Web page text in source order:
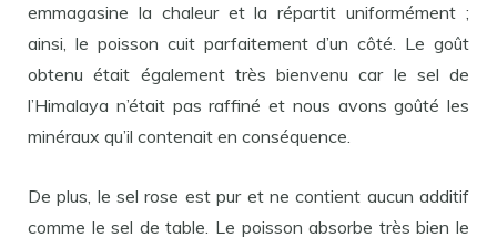
emmagasine la chaleur et la répartit uniformément ;
ainsi, le poisson cuit parfaitement d’un côté. Le goût
obtenu était également très bienvenu car le sel de
l’Himalaya n’était pas raffiné et nous avons goûté les
minéraux qu’il contenait en conséquence.
De plus, le sel rose est pur et ne contient aucun additif
comme le sel de table. Le poisson absorbe très bien le